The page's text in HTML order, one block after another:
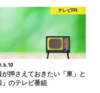
テレビPR
が押さえておきたい「東」と
」のテレビ番組